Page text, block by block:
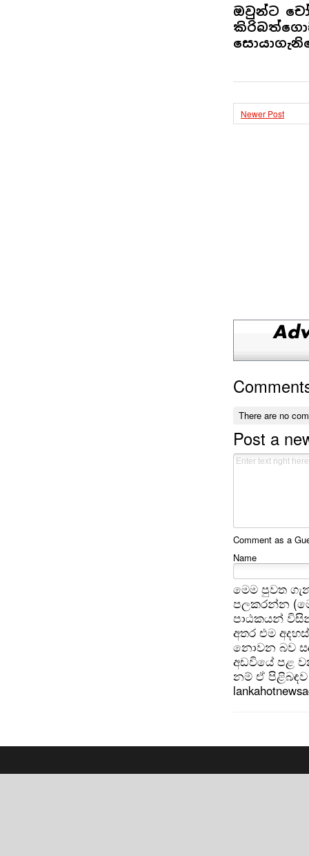
ඔවුන්ට
Newer Post
There are no
Post a
Comment as a
Name
මෙම පුවත
පලකරන්න
පාඨකයන්
අතර එම
නොවන බව
අඩවියේ පළ
නම් ඒ පිළිබඳව